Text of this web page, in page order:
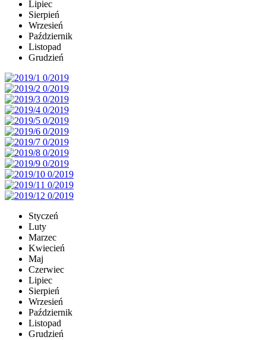
Lipiec
Sierpień
Wrzesień
Październik
Listopad
Grudzień
Styczeń
Luty
Marzec
Kwiecień
Maj
Czerwiec
Lipiec
Sierpień
Wrzesień
Październik
Listopad
Grudzień